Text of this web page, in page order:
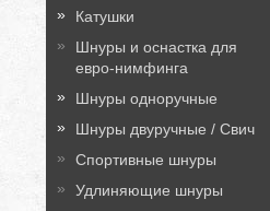
Катушки
Шнуры и оснастка для
евро-нимфинга
Шнуры одноручные
Шнуры двуручные / Свич
Спортивные шнуры
Удлиняющие шнуры